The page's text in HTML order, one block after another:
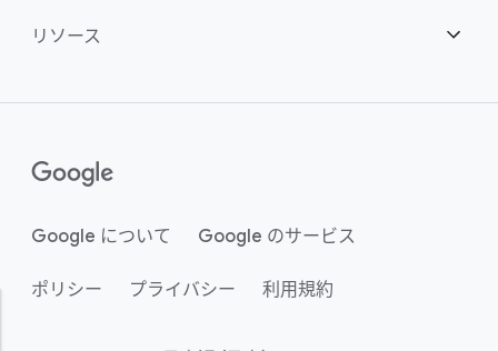
コンタクト センター
Chrome Enterprise Upgrade
サステナビリティ
概要
デバイス
購入方法
リソース
ガイド
()
Google について Google のサービス
ポリシー プライバシー 利用規約